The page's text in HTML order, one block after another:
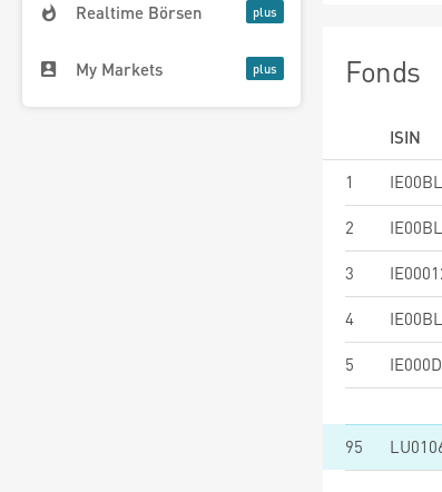
Realtime Börsen
My Markets Fonds
ISIN
1
2
3
4
5
95